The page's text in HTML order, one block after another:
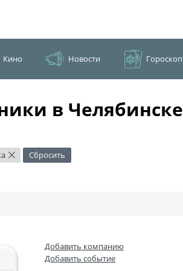
Кино Новости Гороскоп
в Челябинске
× Сбросить
Добавить компанию
Добавить событие